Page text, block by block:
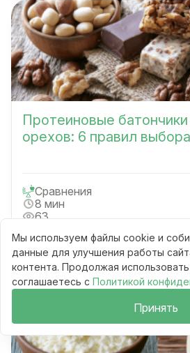
Протеиновые батончики
орехов: 6 правил выбора
Сравнения
8 мин
63
Читать
Мы используем файлы cookie и
данные для улучшения работы
контента. Продолжая
соглашаетесь с Политикой
Принять